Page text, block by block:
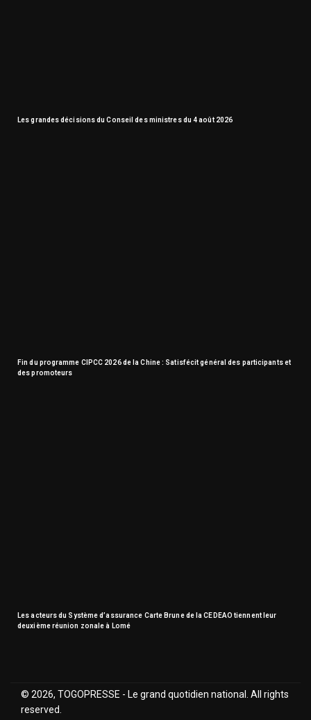
Les grandes décisions du Conseil des ministres du 4 août 2026
Fin du programme CIPCC 2026 de la Chine : Satisfécit général des participants et
des promoteurs
Les acteurs du Système d’assurance Carte Brune de la CEDEAO tiennent leur
deuxième réunion zonale à Lomé
© 2026, TOGOPRESSE - Le grand quotidien national. All rights
reserved.